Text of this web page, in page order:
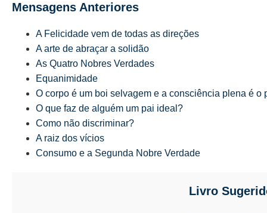
Mensagens Anteriores
A Felicidade vem de todas as direções
A arte de abraçar a solidão
As Quatro Nobres Verdades
Equanimidade
O corpo é um boi selvagem e a consciência plena é o
O que faz de alguém um pai ideal?
Como não discriminar?
A raiz dos vícios
Consumo e a Segunda Nobre Verdade
Livro